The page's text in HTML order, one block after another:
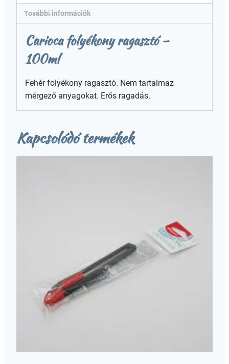
További információk
Carioca folyékony ragasztó –
100ml
Fehér folyékony ragasztó. Nem tartalmaz
mérgező anyagokat. Erős ragadás.
Kapcsolódó termékek